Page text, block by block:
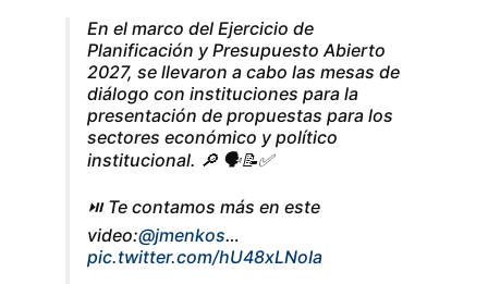
En el marco del Ejercicio de
Planificación y Presupuesto Abierto
2027, se llevaron a cabo las mesas de
diálogo con instituciones para la
presentación de propuestas para los
sectores económico y político
institucional. 🔎 🗣️📝✅
⏯️ Te contamos más en este
video:@jmenkos…
pic.twitter.com/hU48xLNoIa